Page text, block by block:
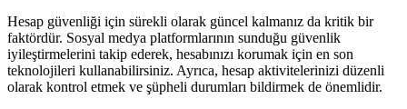
Hesap güvenliği için sürekli olarak güncel kalmanız da kritik bir
faktördür. Sosyal medya platformlarının sunduğu güvenlik
iyileştirmelerini takip ederek, hesabınızı korumak için en son
teknolojileri kullanabilirsiniz. Ayrıca, hesap aktivitelerinizi düzenli
olarak kontrol etmek ve şüpheli durumları bildirmek de önemlidir.